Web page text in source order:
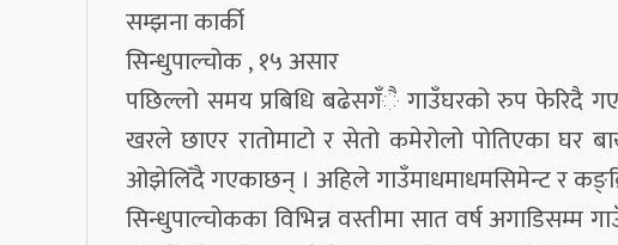
सम्झना कार्की
सिन्धुपाल्चोक , १५ असार
पछिल्लो समय प्रबिधि बढेसगँै गाउँघरको रुप फेरिदै
खरले छाएर रातोमाटो र सेतो कमेरोलो पोतिएका घर
ओझेलिँदै गएकाछन् । अहिले गाउँमाधमाधमसिमेन्ट र
सिन्धुपाल्चोकका विभिन्न वस्तीमा सात वर्ष